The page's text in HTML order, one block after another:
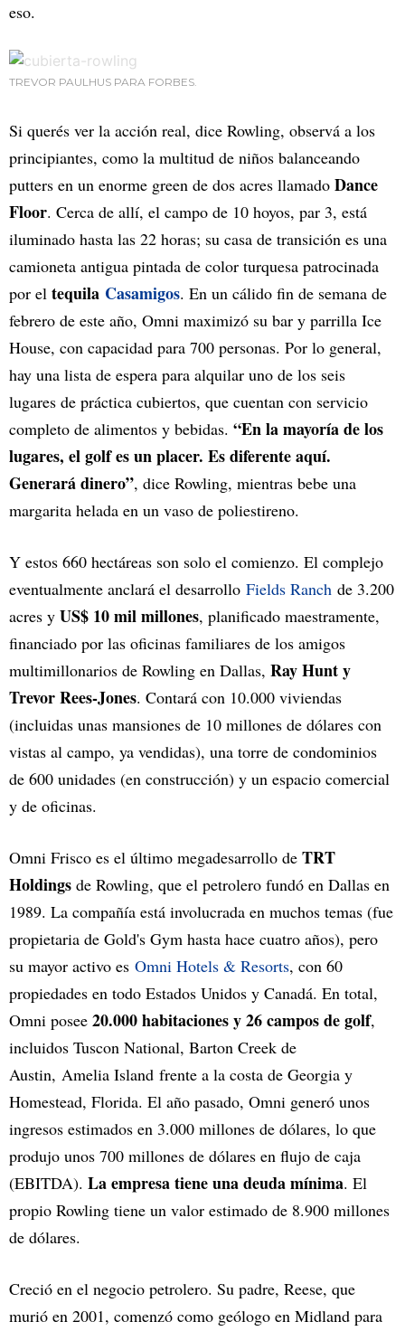
eso.
TREVOR PAULHUS PARA FORBES.
Si querés ver la acción real, dice Rowling, observá a los
principiantes, como la multitud de niños balanceando
putters en un enorme green de dos acres llamado Dance
Floor. Cerca de allí, el campo de 10 hoyos, par 3, está
iluminado hasta las 22 horas; su casa de transición es una
camioneta antigua pintada de color turquesa patrocinada
por el tequila Casamigos. En un cálido fin de semana de
febrero de este año, Omni maximizó su bar y parrilla Ice
House, con capacidad para 700 personas. Por lo general,
hay una lista de espera para alquilar uno de los seis
lugares de práctica cubiertos, que cuentan con servicio
completo de alimentos y bebidas. “En la mayoría de los
lugares, el golf es un placer. Es diferente aquí.
Generará dinero”, dice Rowling, mientras bebe una
margarita helada en un vaso de poliestireno.
Y estos 660 hectáreas son solo el comienzo. El complejo
eventualmente anclará el desarrollo Fields Ranch de 3.200
acres y US$ 10 mil millones, planificado maestramente,
financiado por las oficinas familiares de los amigos
multimillonarios de Rowling en Dallas, Ray Hunt y
Trevor Rees-Jones. Contará con 10.000 viviendas
(incluidas unas mansiones de 10 millones de dólares con
vistas al campo, ya vendidas), una torre de condominios
de 600 unidades (en construcción) y un espacio comercial
y de oficinas.
Omni Frisco es el último megadesarrollo de TRT
Holdings de Rowling, que el petrolero fundó en Dallas en
1989. La compañía está involucrada en muchos temas (fue
propietaria de Gold's Gym hasta hace cuatro años), pero
su mayor activo es Omni Hotels & Resorts, con 60
propiedades en todo Estados Unidos y Canadá. En total,
Omni posee 20.000 habitaciones y 26 campos de golf,
incluidos Tuscon National, Barton Creek de
Austin, Amelia Island frente a la costa de Georgia y
Homestead, Florida. El año pasado, Omni generó unos
ingresos estimados en 3.000 millones de dólares, lo que
produjo unos 700 millones de dólares en flujo de caja
(EBITDA). La empresa tiene una deuda mínima. El
propio Rowling tiene un valor estimado de 8.900 millones
de dólares.
Creció en el negocio petrolero. Su padre, Reese, que
murió en 2001, comenzó como geólogo en Midland para